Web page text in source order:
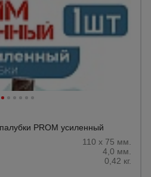
PROM усиленный
110 х 75 мм.
4,0 мм.
0,42 кг.